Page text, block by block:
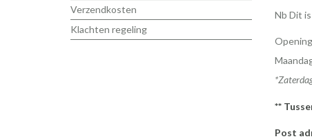
Verzendkosten
Klachten regeling
Nb Dit
**
Post